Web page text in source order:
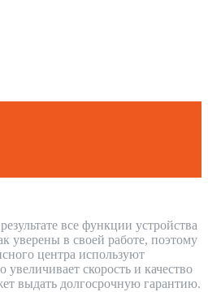
все функции устройства
уверены в своей работе, поэтому
центра используют
скорость и качество
выдать долгосрочную гарантию.